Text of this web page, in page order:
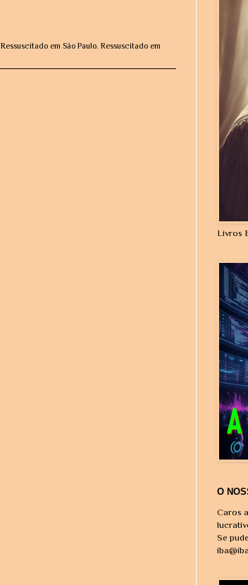
Ressuscitado em São Paulo, Ressuscitado em
Livros
O
Caros
Se